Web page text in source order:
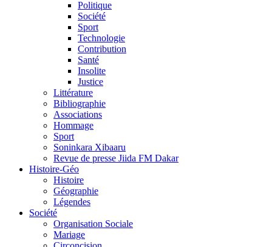
Politique
Société
Sport
Technologie
Contribution
Santé
Insolite
Justice
Littérature
Bibliographie
Associations
Hommage
Sport
Soninkara Xibaaru
Revue de presse Jiida FM Dakar
Histoire-Géo
Histoire
Géographie
Légendes
Société
Organisation Sociale
Mariage